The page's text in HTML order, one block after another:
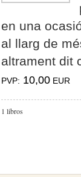
en una
al llarg de
altrament dit
PVP: 10,00 EUR
1 libros